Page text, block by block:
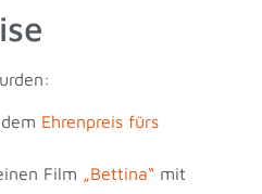
Ehrenpreis fürs
Film „Bettina“ mit